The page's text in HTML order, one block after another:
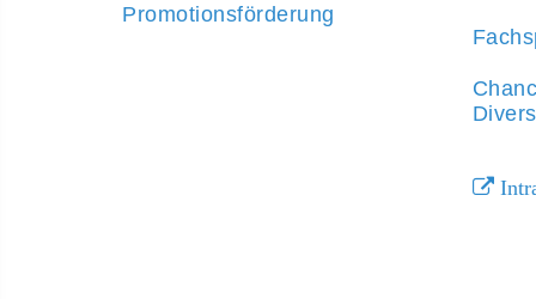
Promotionsförderung